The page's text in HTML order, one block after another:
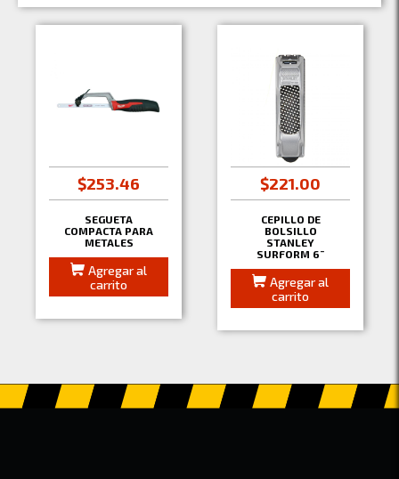
$253.46
SEGUETA
COMPACTA PARA
METALES
Agregar al
carrito
$221.00
CEPILLO DE
BOLSILLO
STANLEY
SURFORM 6¨
Agregar al
carrito